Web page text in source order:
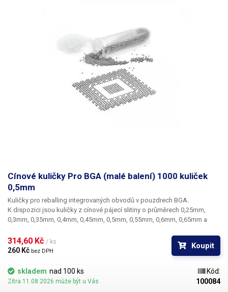
Cínové kuličky Pro BGA (malé balení) 1000 kuliček
0,5mm
Kuličky pro reballing integrovaných obvodů v pouzdrech BGA.
K dispozici jsou kuličky z cínové pájecí slitiny o průměrech 0,25mm,
0,3mm, 0,35mm, 0,4mm, 0,45mm, 0,5mm, 0,55mm, 0,6mm, 0,65mm a
BGA mřížky pro překuličkování. Ampule obsahuje vždy 1000 kusů
kuliček o daném průměru.
314,60 Kč / ks
260 Kč bez DPH
Koupit
skladem nad 100 ks
Zítra 11.08.2026 může být u Vás
Kód:
100084